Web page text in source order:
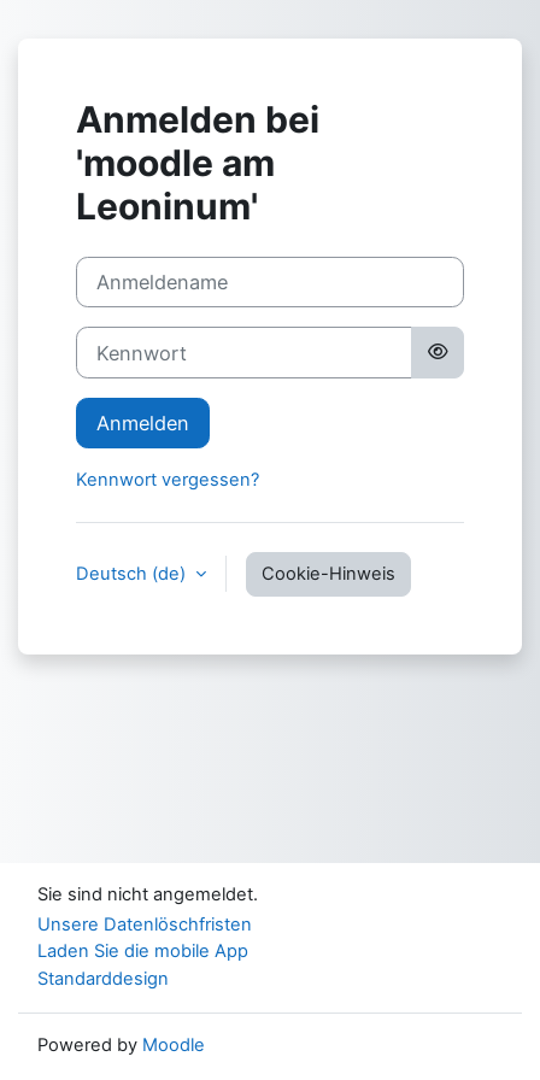
Anmelden bei
'moodle am
Leoninum'
Anmeldename
Kennwort
Anmelden
Kennwort vergessen?
Deutsch ‎(de)‎ Cookie-Hinweis
Sie sind nicht angemeldet.
Unsere Datenlöschfristen
Laden Sie die mobile App
Standarddesign
Powered by Moodle